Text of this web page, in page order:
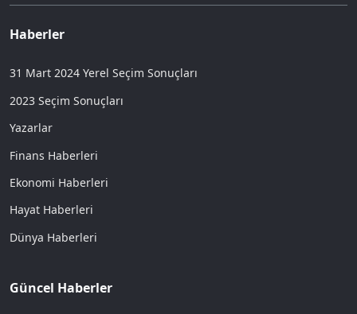
Haberler
31 Mart 2024 Yerel Seçim Sonuçları
2023 Seçim Sonuçları
Yazarlar
Finans Haberleri
Ekonomi Haberleri
Hayat Haberleri
Dünya Haberleri
Güncel Haberler